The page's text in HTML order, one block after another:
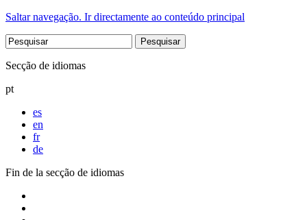
Saltar navegação. Ir directamente ao conteúdo principal
Secção de idiomas
pt
es
en
fr
de
Fin de la secção de idiomas